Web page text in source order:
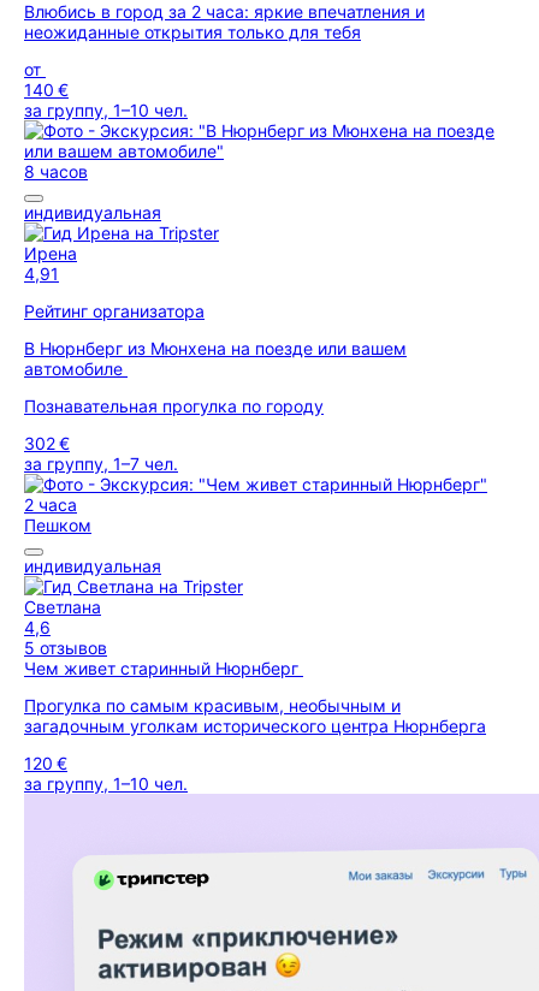
Влюбись в город за 2 часа: яркие впечатления и
неожиданные открытия только для тебя
от
140 €
за группу, 1–10 чел.
8 часов
индивидуальная
Ирена
4,91
Рейтинг организатора
В Нюрнберг из Мюнхена на поезде или вашем
автомобиле
Познавательная прогулка по городу
302 €
за группу, 1–7 чел.
2 часа
Пешком
индивидуальная
Светлана
4,6
5 отзывов
Чем живет старинный Нюрнберг
Прогулка по самым красивым, необычным и
загадочным уголкам исторического центра Нюрнберга
120 €
за группу, 1–10 чел.